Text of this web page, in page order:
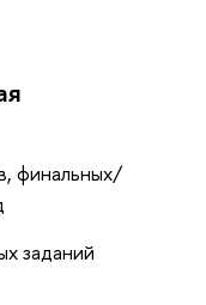
финальных/
заданий